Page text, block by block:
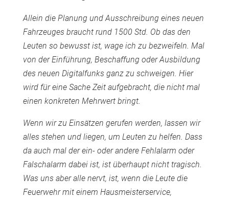
Allein die Planung und Ausschreibung eines neuen
Fahrzeuges braucht rund 1500 Std. Ob das den
Leuten so bewusst ist, wage ich zu bezweifeln. Mal
von der Einführung, Beschaffung oder Ausbildung
des neuen Digitalfunks ganz zu schweigen. Hier
wird für eine Sache Zeit aufgebracht, die nicht mal
einen konkreten Mehrwert bringt.
Wenn wir zu Einsätzen gerufen werden, lassen wir
alles stehen und liegen, um Leuten zu helfen. Dass
da auch mal der ein- oder andere Fehlalarm oder
Falschalarm dabei ist, ist überhaupt nicht tragisch.
Was uns aber alle nervt, ist, wenn die Leute die
Feuerwehr mit einem Hausmeisterservice,